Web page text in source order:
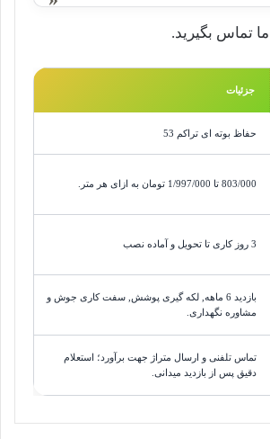
تماس بگیرید.
جزئیات
حفاظ بوته ای تراکم 53
803/000 تا 1/997/000 تومان به ازای هر متر.
3 روز کاری تا تحویل و آماده نصب
بازدید 6 ماهه, لکه گیری پوشش, سفت کاری جوش و
مشاوره نگهداری.
تماس تلفنی و ارسال متراژ جهت برآورد؛ استعلام
دقیق پس از بازدید میدانی.